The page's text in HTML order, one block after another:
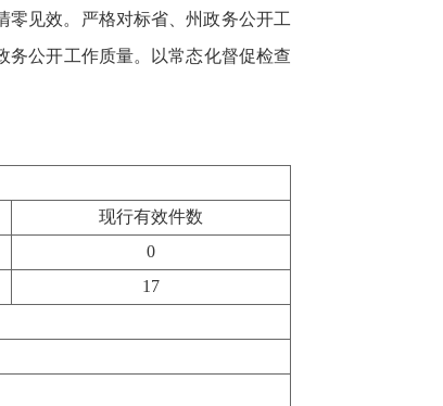
见效。严格对标省、州政务公开工
务公开工作质量。以常态化督促检查
现行有效件数
0
17